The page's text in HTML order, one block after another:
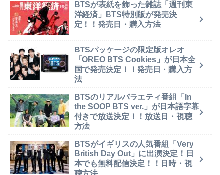
BTSが表紙を飾った雑誌「週刊東
洋経済」BTS特別版が発売決
定！！発売日・購入方法
BTSパッケージの限定版オレオ
「OREO BTS Cookies」が日本全
国で発売決定！！発売日・購入方
法
BTSのリアルバラエティ番組「In
the SOOP BTS ver.」が日本語字幕
付きで放送決定！！放送日・視聴
方法
BTSがイギリスの人気番組「Very
British Day Out」に出演決定！日
本でも無料配信決定！！日時・視